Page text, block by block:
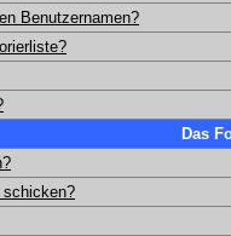
Benutzernamen?
Das
schicken?